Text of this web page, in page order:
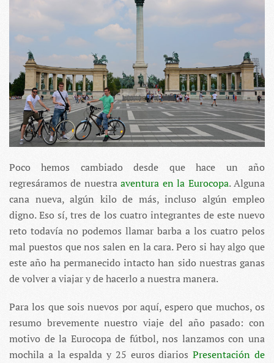
Poco hemos cambiado desde que hace un año
regresáramos de nuestraaventura en la Eurocopa. Alguna
cana nueva, algún kilo de más, incluso algún empleo
digno. Eso sí, tres de los cuatro integrantes de este nuevo
reto todavía no podemos llamar barba a los cuatro pelos
mal puestos que nos salen en la cara. Pero si hay algo que
este año ha permanecido intacto han sido nuestras ganas
de volver a viajar y de hacerlo a nuestra manera.
Para los que sois nuevos por aquí, espero que muchos, os
resumo brevemente nuestro viaje del año pasado: con
motivo de la Eurocopa de fútbol, nos lanzamos con una
mochila a la espalda y 25 euros diariosPresentación de